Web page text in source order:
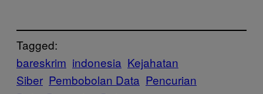
Tagged:
bareskrim indonesia Kejahatan
Siber Pembobolan Data Pencurian